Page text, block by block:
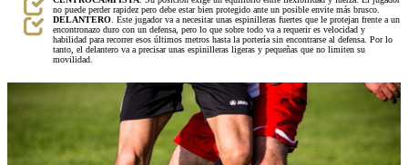
no puede perder rapidez pero debe estar bien protegido ante un posible envite más brusco.
DELANTERO . Este jugador va a necesitar unas espinilleras fuertes que le protejan frente a un
encontronazo duro con un defensa, pero lo que sobre todo va a requerir es velocidad y
habilidad para recorrer esos últimos metros hasta la portería sin encontrarse al defensa. Por lo
tanto, el delantero va a precisar unas espinilleras ligeras y pequeñas que no limiten su
movilidad.